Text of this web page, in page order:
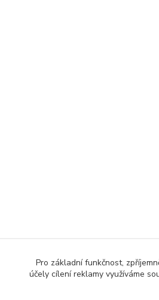
Pro základní funkčnost,
účely cílení reklamy využíváme